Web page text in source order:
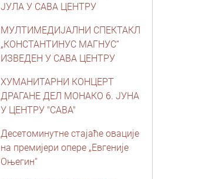
ЈУЛА У САВА ЦЕНТРУ
МУЛТИМЕДИЈАЛНИ СПЕКТАКЛ
„КОНСТАНТИНУС МАГНУС“
ИЗВЕДЕН У САВА ЦЕНТРУ
ХУМАНИТАРНИ КОНЦЕРТ
ДРАГАНЕ ДЕЛ МОНАКО 6. ЈУНА
У ЦЕНТРУ "САВА"
Десетоминутне стајаће овације
на премијери опере „Евгеније
Оњегин“